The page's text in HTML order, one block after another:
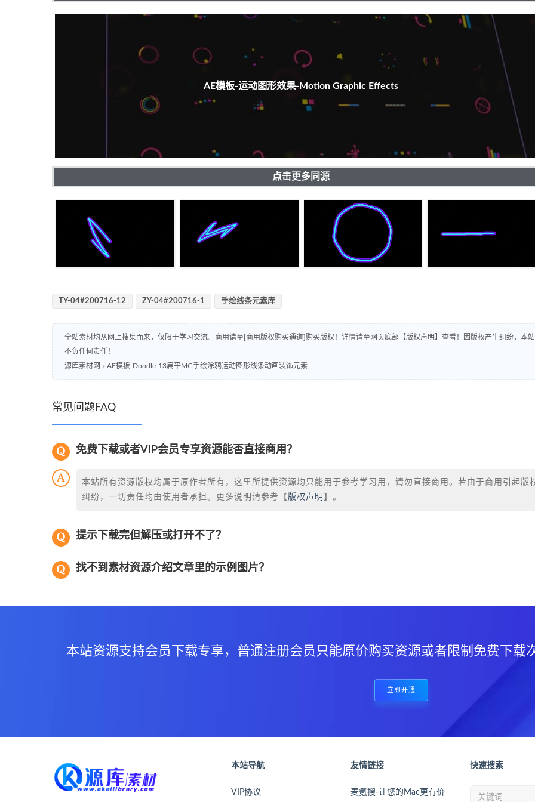
AE模板-运动图形效果-Motion Graphic Effects
点击更多同源
TY-04#200716-12 ZY-04#200716-1 手绘线条元素库
全站素材均从网上搜集而来，仅限于学习交流。商用请至[商用版权购买通道]购买版权！详情请至网页底部【版权声明】查看！因版权产生纠纷，本站
不负任何责任！
源库素材网 » AE模板-Doodle-13扁平MG手绘涂鸦运动图形线条动画装饰元素
常见问题FAQ
免费下载或者VIP会员专享资源能否直接商用？
本站所有资源版权均属于原作者所有，这里所提供资源均只能用于参考学习用，请勿直接商用。若由于商用引起版
纠纷，一切责任均由使用者承担。更多说明请参考【 版权声明 】。
提示下载完但解压或打开不了？
找不到素材资源介绍文章里的示例图片？
本站资源支持会员下载专享，普通注册会员只能原价购买资源或者限制免费下载
立即开通
本站导航
VIP协议
友情链接
麦氪搜-让您的Mac更有价
快速搜索